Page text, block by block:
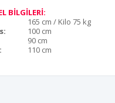
BİLGİLERİ:
165 cm / Kilo 75 kg
100 cm
90 cm
110 cm